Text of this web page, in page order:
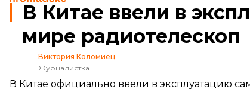
В Китае ввели в
мире радиотелескоп
Виктория Коломиец
Журналистка
В Китае официально ввели в эксплуатацию